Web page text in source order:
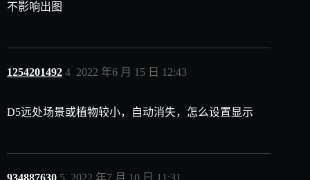
不影响出图
1254201492 2022 年6 月 15 日 12:43
4
D5远处场景或植物较小，自动消失，怎么设置显示